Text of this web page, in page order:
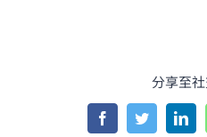
分享至
FacebookTwitter